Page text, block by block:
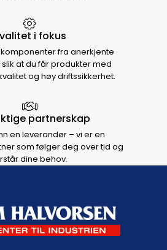
i fokus
fra anerkjente
at du får produkter med
og høy driftssikkerhet.
partnerskap
en leverandør – vi er en
som følger deg over tid og
dine behov.
Footer navigation